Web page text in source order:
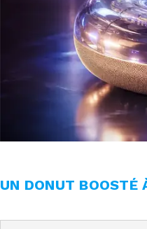
UN DONUT BOOSTÉ